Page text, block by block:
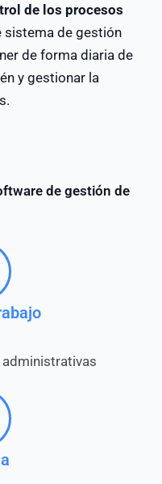
de los procesos
sistema de gestión
de forma diaria de
y gestionar la
de gestión de